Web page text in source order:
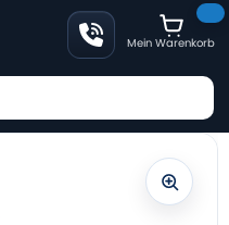
Mein Warenkorb